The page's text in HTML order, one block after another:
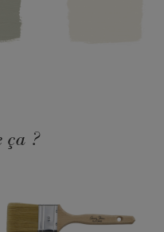
et donne un bon
La couverture
ça ?